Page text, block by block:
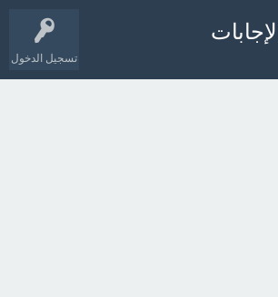
تسجيل الدخول